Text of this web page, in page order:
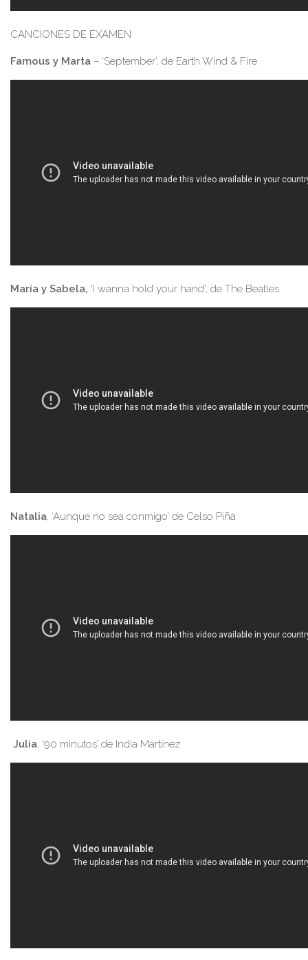
CANCIONES DE EXAMEN
Famous y Marta – ‘September’, de Earth Wind & Fire
María y Sabela, ‘I wanna hold your hand’, de The Beatles
Natalia, ‘Aunque no sea conmigo’ de Celso Piña
Julia, ‘90 minutos’ de India Martínez